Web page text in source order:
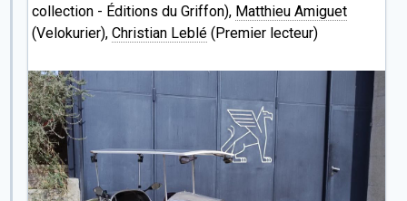
collection - Éditions du Griffon), Matthieu Amiguet
(Velokurier), Christian Leblé (Premier lecteur)